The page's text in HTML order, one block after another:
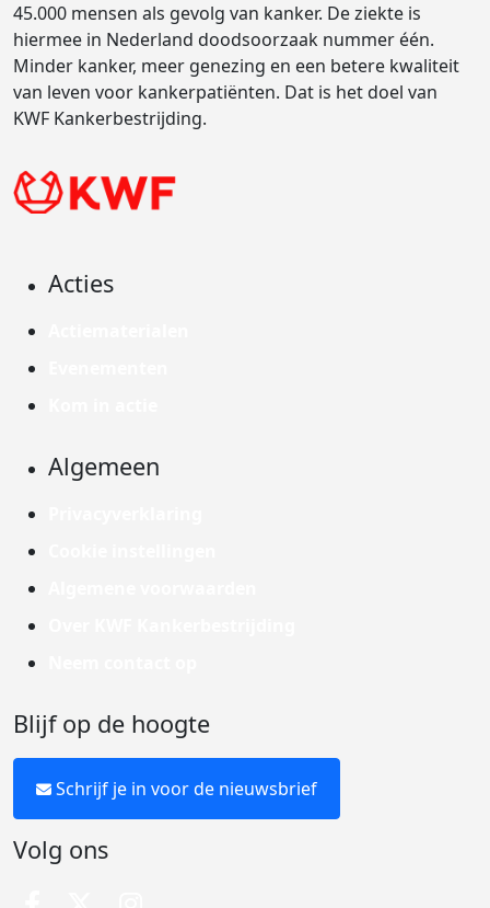
45.000 mensen als gevolg van kanker. De ziekte is
hiermee in Nederland doodsoorzaak nummer één.
Minder kanker, meer genezing en een betere kwaliteit
van leven voor kankerpatiënten. Dat is het doel van
KWF Kankerbestrijding.
Acties
Algemeen
Blijf op de hoogte
Schrijf je in voor de nieuwsbrief
Volg ons